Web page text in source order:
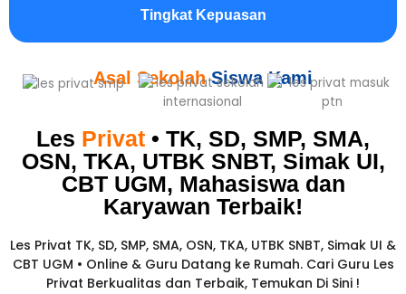
Tingkat Kepuasan
Asal Sekolah Siswa Kami
Les Privat • TK, SD, SMP, SMA,
OSN, TKA, UTBK SNBT, Simak UI,
CBT UGM, Mahasiswa dan
Karyawan Terbaik!​
Les Privat TK, SD, SMP, SMA, OSN, TKA, UTBK SNBT, Simak UI &
CBT UGM • Online & Guru Datang ke Rumah. Cari Guru Les
Privat Berkualitas dan Terbaik, Temukan Di Sini !